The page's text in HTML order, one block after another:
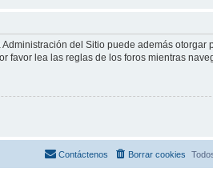
del Sitio puede además otorgar
favor lea las reglas de los foros mientras
Borrar cookies
Contáctenos